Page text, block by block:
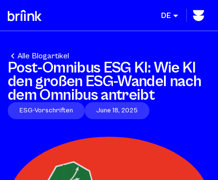
DE
Alle Blogartikel
Post-Omnibus ESG KI: Wie KI
den großen ESG-Wandel nach
dem Omnibus antreibt
ESG-Vorschriften June 18, 2025